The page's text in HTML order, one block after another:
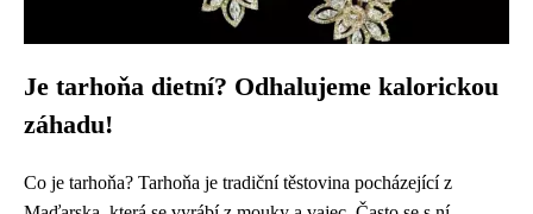
Je tarhoňa dietní? Odhalujeme kalorickou
záhadu!
Co je tarhoňa? Tarhoňa je tradiční těstovina pocházející z